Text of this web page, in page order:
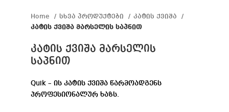
Home სხვა პროდუქტები
კატის ქვიშა
კატის ქვიშა მარსელის საპნით
კატის ქვიშა მარსელის
საპნით
Quik – ის კატის ქვიშა წარმოადგენს
პროფესიონალურ ხაზს.